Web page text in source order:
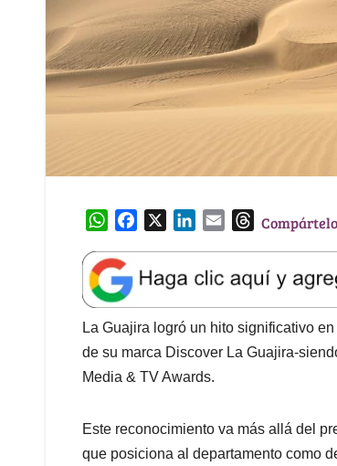
W
a
t
s
A
p
p
e
b
o
o
k
k
e
d
I
n
l
T
e
a
d
s
Compártelo
La Guajira logró un hito significativo
de su marca Discover La Guajira-
Media & TV Awards.
Este reconocimiento va más allá del
que posiciona al departamento como